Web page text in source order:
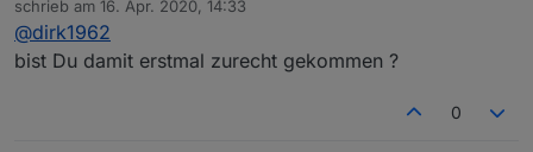
schrieb am 16. Apr. 2020, 14:33
zuletzt editiert von
@dirk1962
bist Du damit erstmal zurecht gekommen ?
0